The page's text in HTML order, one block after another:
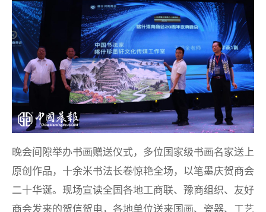
晚会间隙举办书画赠送仪式，多位国家级书画名家送上
原创作品，十余米书法长卷惊艳全场，以笔墨庆贺商会
二十华诞。现场宣读全国各地工商联、豫商组织、友好
商会发来的贺信贺电，各地单位送来国画、瓷器、工艺